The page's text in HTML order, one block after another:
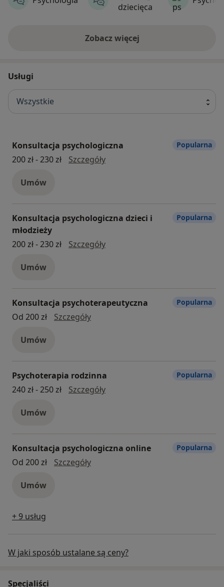
dziecięca
Zobacz więcej
Usługi
Wszystkie
Konsultacja psychologiczna
200 zł - 230 zł
SzczegółyKonsultacja psychologiczna
Umów
Popularna
Konsultacja psychologiczna dzieci i
młodzieży
200 zł - 230 zł
Szczegółykonsultacja psychologiczna
Umów
Popularna
Konsultacja psychoterapeutyczna
Od 200 zł
Szczegółykonsultacja psychoterapeutyczna
Umów
Popularna
Psychoterapia rodzinna
240 zł - 250 zł
Szczegółypsychoterapia rodzinna
Umów
Popularna
Konsultacja psychologiczna online
Od 200 zł
SzczegółyKonsultacja psychologiczna online
Umów
Popularna
+ 9 usług
W jaki sposób ustalane są ceny?
Specjaliści